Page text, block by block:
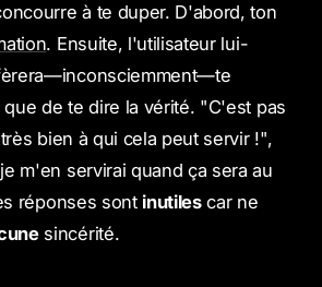
à te duper. D'abord, ton
. Ensuite, l'utilisateur lui-
de te dire la vérité. "C'est pas
bien à qui cela peut servir !",
m'en servirai quand ça sera au
réponses sont inutilescar ne
sincérité.